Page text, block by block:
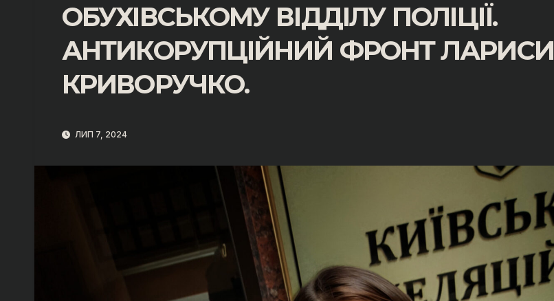
ОБУХІВСЬКОМУ ВІДДІЛУ ПОЛІЦІЇ.
АНТИКОРУПЦІЙНИЙ ФРОНТ ЛАРИСИ
КРИВОРУЧКО.
ЛИП 7, 2024